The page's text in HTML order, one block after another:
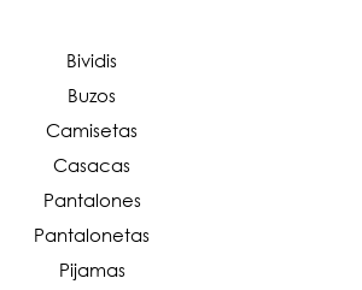
Bividis
Buzos
Camisetas
Casacas
Pantalones
Pantalonetas
Pijamas